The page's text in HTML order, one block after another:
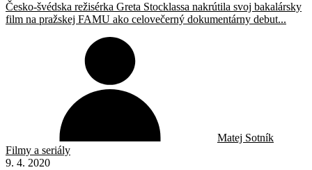
Česko-švédska režisérka Greta Stocklassa nakrútila svoj bakalársky
film na pražskej FAMU ako celovečerný dokumentárny debut...
Matej Sotník
Filmy a seriály
9. 4. 2020